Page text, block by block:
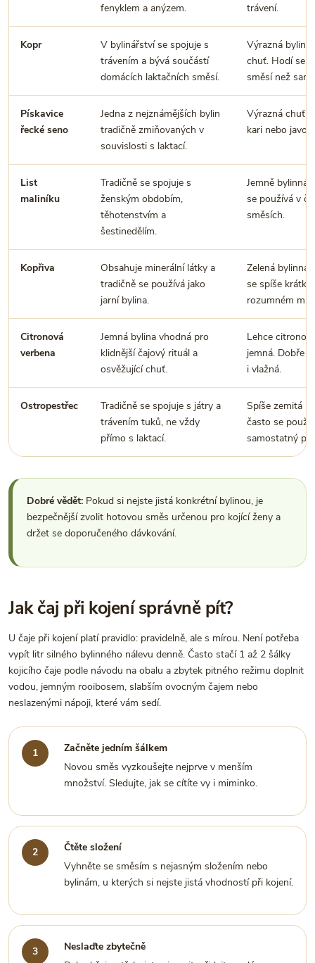
fenyklem a anýzem.
trávení.
Kopr
V bylinářství se spojuje s
trávením a bývá součástí
domácích laktačních směsí.
Výrazná
chuť. Hodí se
směsí než
Pískavice
řecké seno
Jedna z nejznámějších bylin
tradičně zmiňovaných v
souvislosti s laktací.
Výrazná chuť
kari nebo
List
maliníku
Tradičně se spojuje s
ženským obdobím,
těhotenstvím a
šestinedělím.
Jemně bylinná
se používá v
směsích.
Kopřiva
Obsahuje minerální látky a
tradičně se používá jako
jarní bylina.
Zelená bylinná
se spíše
rozumném
Citronová
verbena
Jemná bylina vhodná pro
klidnější čajový rituál a
osvěžující chuť.
Lehce
jemná. Dobře
i vlažná.
Ostropestřec
Tradičně se spojuje s játry a
trávením tuků, ne vždy
přímo s laktací.
Spíše zemitá
často se
samostatný
Dobré vědět: Pokud si nejste jistá konkrétní bylinou, je
bezpečnější zvolit hotovou směs určenou pro kojící ženy a
držet se doporučeného dávkování.
Jak čaj při kojení správně pít?
U čaje při kojení platí pravidlo: pravidelně, ale s mírou. Není potřeba
vypít litr silného bylinného nálevu denně. Často stačí 1 až 2 šálky
kojicího čaje podle návodu na obalu a zbytek pitného režimu doplnit
vodou, jemným rooibosem, slabším ovocným čajem nebo
neslazenými nápoji, které vám sedí.
Začněte jedním šálkem
Novou směs vyzkoušejte nejprve v menším
množství. Sledujte, jak se cítíte vy i miminko.
Čtěte složení
Vyhněte se směsím s nejasným složením nebo
bylinám, u kterých si nejste jistá vhodností při kojení.
Neslaďte zbytečně